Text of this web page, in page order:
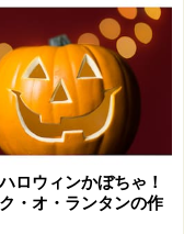
その結果について
でしょう。子供本
です。その前提が
は聞く耳を持って
ロウィンかぼちゃ！
・オ・ランタンの作